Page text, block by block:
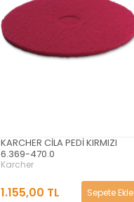
KARCHER CİLA PEDİ KIRMIZI
6.369-470.0
Karcher
1.155,00 TL Sepete Ekle